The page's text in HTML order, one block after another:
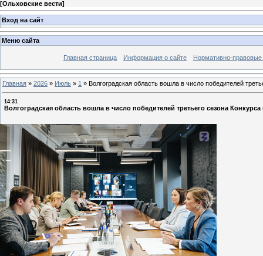
[Ольховские вести]
Вход на сайт
Меню сайта
Главная страница Информация о сайте Нормативно-правовые
Главная » 2026 » Июль » 1 » Волгоградская область вошла в число победителей
14:31
Волгоградская область вошла в число победителей третьего сезона